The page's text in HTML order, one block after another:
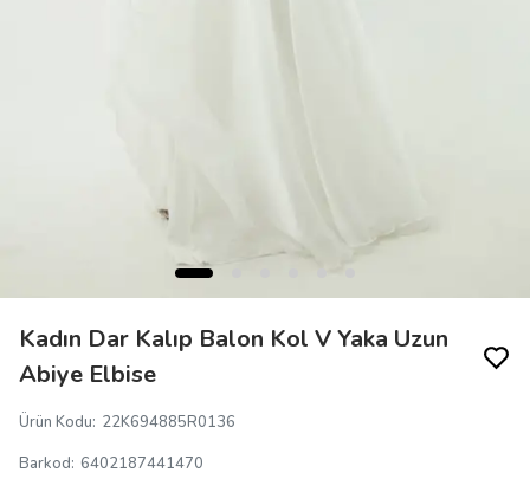
Kadın Dar Kalıp Balon Kol V Yaka Uzun
Abiye Elbise
Ürün Kodu: 22K694885R0136
Barkod: 6402187441470